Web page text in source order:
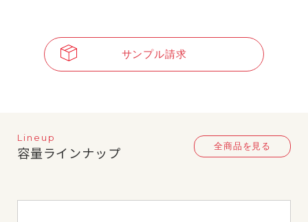
サンプル請求
Lineup
容量ラインナップ 全商品を見る